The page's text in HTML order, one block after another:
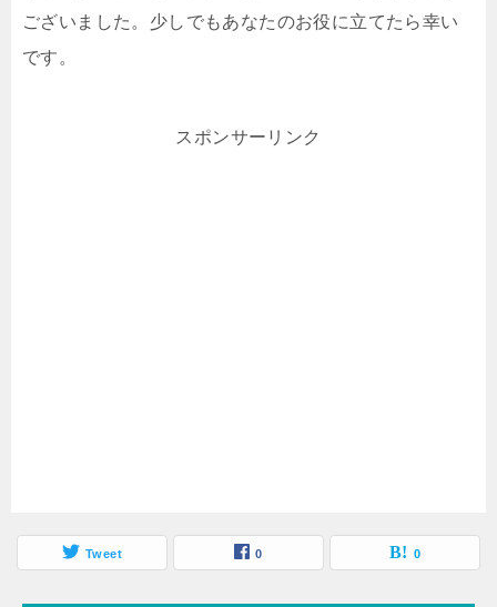
ございました。少しでもあなたのお役に立てたら幸い
です。
スポンサーリンク
Tweet 0 0